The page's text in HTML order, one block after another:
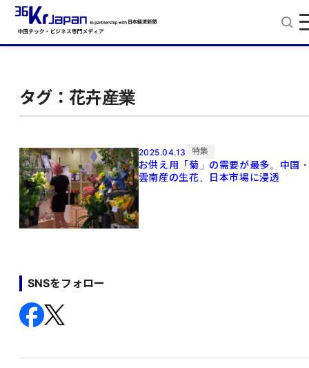
タグ：花卉産業
2025.04.13 特集
お供え用「菊」の需要が最多。中国
雲南産の生花、日本市場に浸透
SNSをフォロー